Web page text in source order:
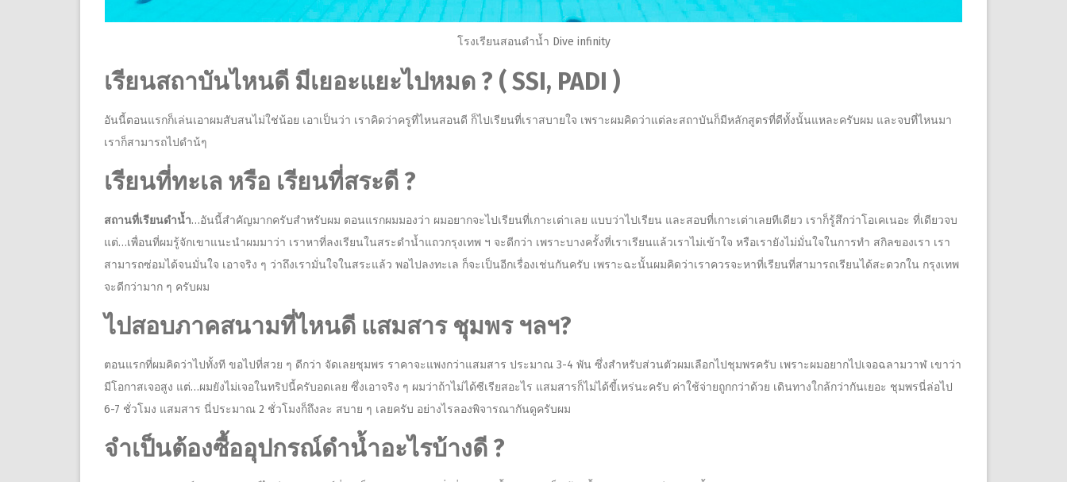
โรงเรียนสอนดำน้ำ Dive infinity
เรียนสถาบันไหนดี มีเยอะแยะไปหมด ? ( SSI, PADI )
อันนี้ตอนแรกก็เล่นเอาผมสับสนไม่ใช่น้อย เอาเป็นว่า เราคิดว่าครูที่ไหนสอนดี ก็ไปเรียนที่เราสบายใจ เพราะผมคิดว่าแต่ละสถาบันก็มีหลักสูตรที่ดีทั้งนั้นแหละครับผม และจบที่ไหนมา
เราก็สามารถไปดำน้ๆ
เรียนที่ทะเล หรือ เรียนที่สระดี ?
สถานที่เรียนดำน้ำ…อันนี้สำคัญมากครับสำหรับผม ตอนแรกผมมองว่า ผมอยากจะไปเรียนที่เกาะเต่าเลย แบบว่าไปเรียน และสอบที่เกาะเต่าเลยทีเดียว เราก็รู้สึกว่าโอเคเนอะ ที่เดียวจบ
แต่…เพื่อนที่ผมรู้จักเขาแนะนำผมมาว่า เราหาที่ลงเรียนในสระดำน้ำแถวกรุงเทพ ฯ​ จะดีกว่า เพราะบางครั้งที่เราเรียนแล้วเราไม่เข้าใจ หรือเรายังไม่มั่นใจในการทำ สกิลของเรา เรา
สามารถซ่อมได้จนมั่นใจ เอาจริง ๆ ว่าถึงเรามั่นใจในสระแล้ว พอไปลงทะเล ก็จะเป็นอีกเรื่องเช่นกันครับ เพราะฉะนั้นผมคิดว่าเราควรจะหาที่เรียนที่สามารถเรียนได้สะดวกใน กรุงเทพ
จะดีกว่ามาก ๆ ครับผม
ไปสอบภาคสนามที่ไหนดี แสมสาร ชุมพร ฯลฯ​?
ตอนแรกที่ผมคิดว่าไปทั้งที ขอไปที่สวย ๆ ดีกว่า จัดเลยชุมพร ราคาจะแพงกว่าแสมสาร ประมาณ 3-4 พัน ซึ่งสำหรับส่วนตัวผมเลือกไปชุมพรครับ เพราะผมอยากไปเจอฉลามวาฬ เขาว่า
มีโอกาสเจอสูง แต่…ผมยังไม่เจอในทริปนี้ครับอดเลย ซึ่งเอาจริง ๆ ผมว่าถ้าไม่ได้ซีเรียสอะไร แสมสารก็ไม่ได้ขี้เหร่นะครับ ค่าใช้จ่ายถูกกว่าด้วย เดินทางใกล้กว่ากันเยอะ ชุมพรนี่ล่อไป
6-7 ชั่วโมง แสมสาร นี่ประมาณ​ 2 ชั่วโมงก็ถึงละ สบาย ๆ เลยครับ อย่างไรลองพิจารณากันดูครับผม
จำเป็นต้องซื้ออุปกรณ์ดำน้ำอะไรบ้างดี ?